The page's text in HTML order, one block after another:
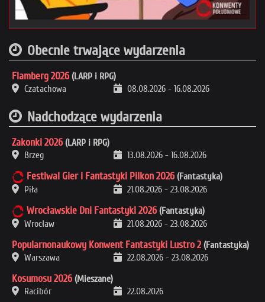
Obecnie trwające wydarzenia
Flamberg 2026 (LARP i RPG)
Czatachowa
08.08.2026 - 16.08.2026
Nadchodzące wydarzenia
Zakonki 2026 (LARP i RPG)
Brzeg
13.08.2026 - 16.08.2026
Festiwal Gier i Fantastyki Pilkon 2026 (Fantastyka)
Piła
21.08.2026 - 23.08.2026
Wrocławskie Dni Fantastyki 2026 (Fantastyka)
Wrocław
21.08.2026 - 23.08.2026
Popularnonaukowy Konwent Fantastyki Lustro 2 (Fantastyka)
Warszawa
22.08.2026 - 23.08.2026
Kosumosu 2026 (Mieszane)
Racibór
22.08.2026